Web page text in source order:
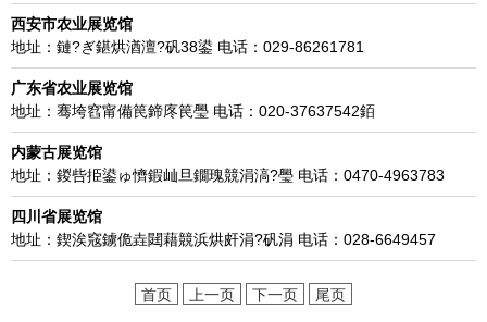
西安市农业展览馆
地址：鏈?ぎ鍖烘湭澶?矾38鍙 电话：029-86261781
广东省农业展览馆
地址：骞垮窞甯備笢鍗庝笢璺 电话：020-37637542銆
内蒙古展览馆
地址：鍐呰挋鍙ゅ懠鍜屾旦鐗瑰競涓滈?璺 电话：0470-4963783
四川省展览馆
地址：鍥涘窛鐪佹垚閮藉競浜烘皯涓?矾涓 电话：028-6649457
首页 上一页 下一页 尾页